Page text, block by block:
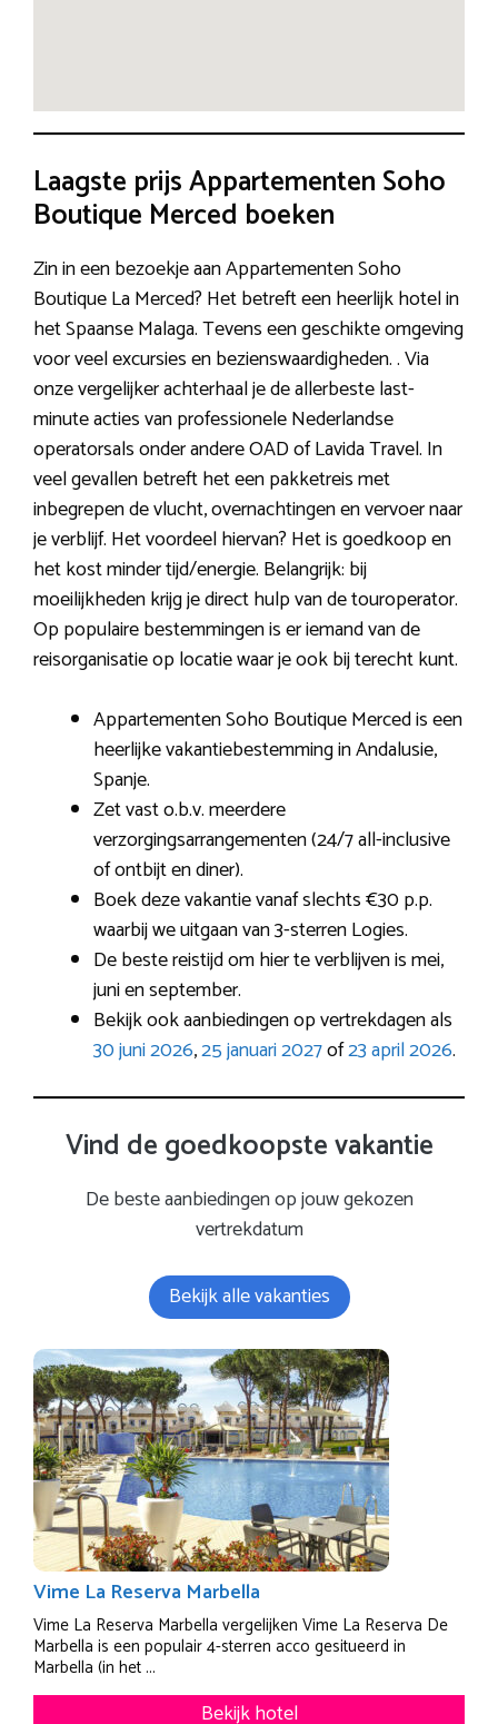
Laagste prijs Appartementen Soho
Boutique Merced boeken
Zin in een bezoekje aan Appartementen Soho
Boutique La Merced? Het betreft een heerlijk hotel in
het Spaanse Malaga. Tevens een geschikte omgeving
voor veel excursies en bezienswaardigheden. . Via
onze vergelijker achterhaal je de allerbeste last-
minute acties van professionele Nederlandse
operatorsals onder andere OAD of Lavida Travel. In
veel gevallen betreft het een pakketreis met
inbegrepen de vlucht, overnachtingen en vervoer naar
je verblijf. Het voordeel hiervan? Het is goedkoop en
het kost minder tijd/energie. Belangrijk: bij
moeilijkheden krijg je direct hulp van de touroperator.
Op populaire bestemmingen is er iemand van de
reisorganisatie op locatie waar je ook bij terecht kunt.
Appartementen Soho Boutique Merced is een
heerlijke vakantiebestemming in Andalusie,
Spanje.
Zet vast o.b.v. meerdere
verzorgingsarrangementen (24/7 all-inclusive
of ontbijt en diner).
Boek deze vakantie vanaf slechts €30 p.p.
waarbij we uitgaan van 3-sterren Logies.
De beste reistijd om hier te verblijven is mei,
juni en september.
Bekijk ook aanbiedingen op vertrekdagen als
30 juni 2026,25 januari 2027of23 april 2026.
Vind de goedkoopste vakantie
De beste aanbiedingen op jouw gekozen
vertrekdatum
Bekijk alle vakanties
Vime La Reserva Marbella
Vime La Reserva Marbella vergelijken Vime La Reserva De
Marbella is een populair 4-sterren acco gesitueerd in
Marbella (in het ...
Bekijk hotel